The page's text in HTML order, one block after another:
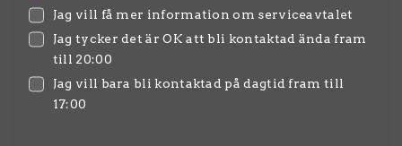
Jag vill få mer information om serviceavtalet
Jag tycker det är OK att bli kontaktad ända fram
till 20:00
Jag vill bara bli kontaktad på dagtid fram till
17:00